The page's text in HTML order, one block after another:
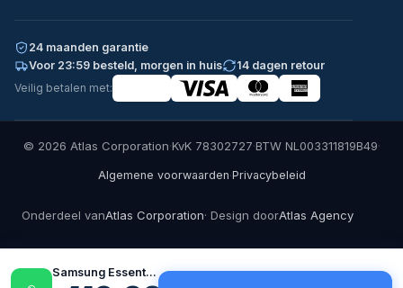
Samsung Essential S30GD 24'' |…
24 maanden garantie
Voor 23:59 besteld, morgen in huis
14 dagen retour
Veilig betalen met:
© 2026 Atlas Corporation·KvK 78302727·BTW NL003311819B49·
Algemene voorwaarden·Privacybeleid
Onderdeel vanAtlas Corporation· Design doorAtlas Agency